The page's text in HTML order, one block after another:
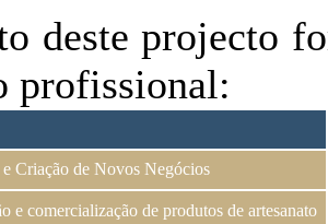
deste projecto
profissional:
Criação de Novos Negócios
e comercialização de produtos de artesanato